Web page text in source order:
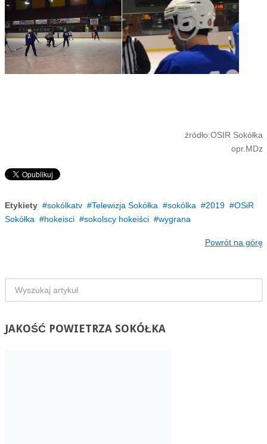
źródło:OSIR Sokółka
opr. MDz
Etykiety sokólkatv Telewizja Sokółka sokólka 2019
OSiR
Sokółka
hokeisci sokolscy hokeiści wygrana
Powrót na górę
JAKOŚĆPOWIETRZA SOKÓŁKA